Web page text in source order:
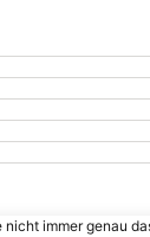
immer genau